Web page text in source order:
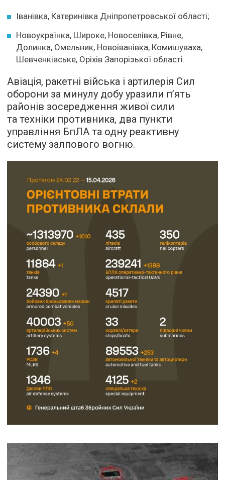
Іванівка, Катеринівка Дніпропетровської області;
Новоукраїнка, Широке, Новоселівка, Рівне,
Долинка, Омельник, Новоіванівка, Комишуваха,
Шевченківське, Оріхів Запорізької області.
Авіація, ракетні війська і артилерія Сил
оборони за минулу добу уразили п’ять
районів зосередження живої сили
та техніки противника, два пункти
управління БпЛА та одну реактивну
систему залпового вогню.